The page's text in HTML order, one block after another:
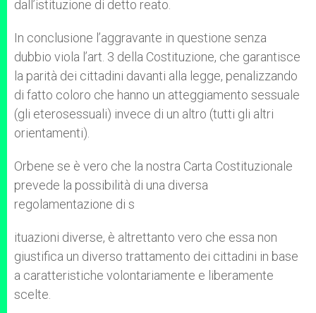
dall’istituzione di detto reato.
In conclusione l’aggravante in questione senza
dubbio viola l’art. 3 della Costituzione, che garantisce
la parità dei cittadini davanti alla legge, penalizzando
di fatto coloro che hanno un atteggiamento sessuale
(gli eterosessuali) invece di un altro (tutti gli altri
orientamenti).
Orbene se è vero che la nostra Carta Costituzionale
prevede la possibilità di una diversa
regolamentazione di s
ituazioni diverse, è altrettanto vero che essa non
giustifica un diverso trattamento dei cittadini in base
a caratteristiche volontariamente e liberamente
scelte.